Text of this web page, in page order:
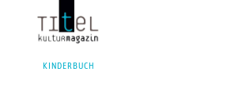
KINDERBUCH